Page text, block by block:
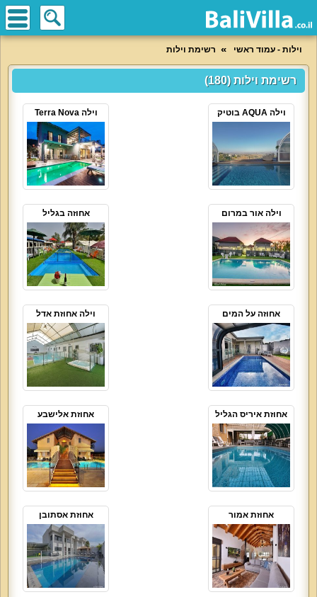
וילות - עמוד ראשי רשימת וילות
רשימת וילות (180)
וילה AQUA בוטיק וילה Terra Nova
וילה אור במרום אחוזה בגליל
אחוזה על המים וילה אחוזת אדל
אחוזת איריס הגליל אחוזת אלישבע
אחוזת אמור אחוזת אסתובן